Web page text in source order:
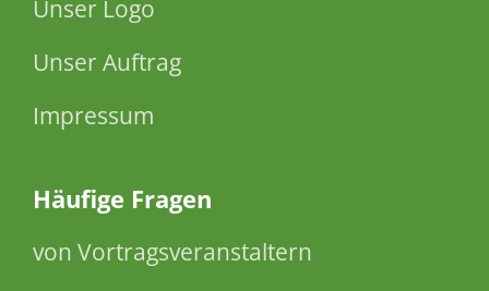
Unser Logo
Unser Auftrag
Impressum
Häufige Fragen
von Vortragsveranstaltern